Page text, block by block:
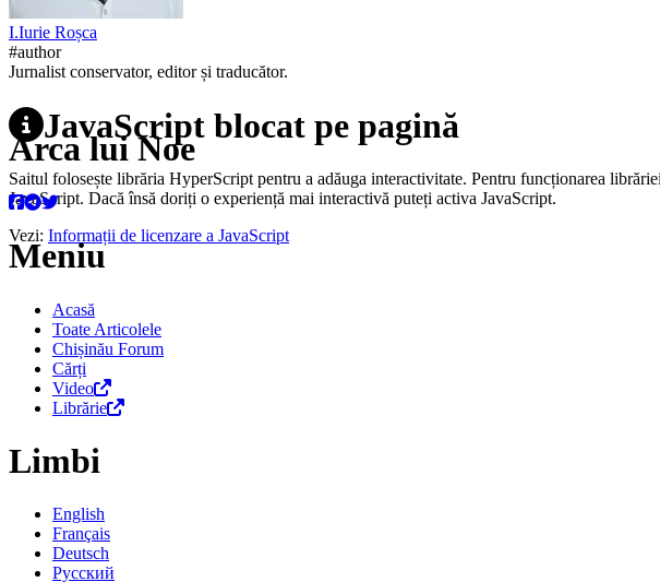
I.Iurie Roșca
#author
Jurnalist conservator, editor și traducător.
JavaScript blocat pe pagină
Saitul folosește librăria HyperScript pentru a adăuga interactivitate. Pentru funcționarea
JavaScript. Dacă însă doriți o experiență mai interactivă puteți activa JavaScript.
Vezi: Informații de licenzare a JavaScript
Arca lui Noe
Meniu
Acasă
Toate Articolele
Chișinău Forum
Cărți
Video
Librărie
Limbi
English
Français
Deutsch
Русский